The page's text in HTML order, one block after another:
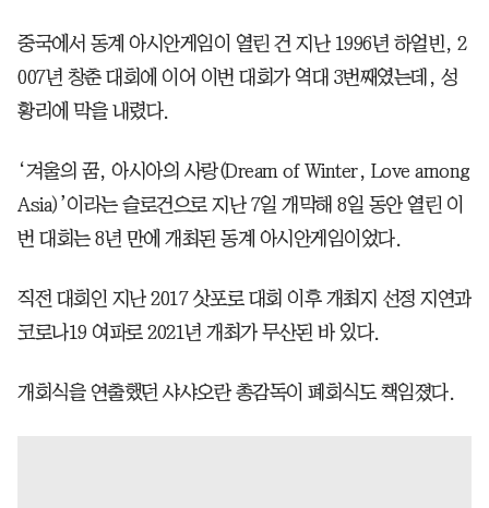
중국에서 동계 아시안게임이 열린 건 지난 1996년 하얼빈, 2
007년 창춘 대회에 이어 이번 대회가 역대 3번째였는데, 성
황리에 막을 내렸다.
‘겨울의 꿈, 아시아의 사랑(Dream of Winter, Love among
Asia)’이라는 슬로건으로 지난 7일 개막해 8일 동안 열린 이
번 대회는 8년 만에 개최된 동계 아시안게임이었다.
직전 대회인 지난 2017 삿포로 대회 이후 개최지 선정 지연과
코로나19 여파로 2021년 개최가 무산된 바 있다.
개회식을 연출했던 샤샤오란 총감독이 폐회식도 책임졌다.